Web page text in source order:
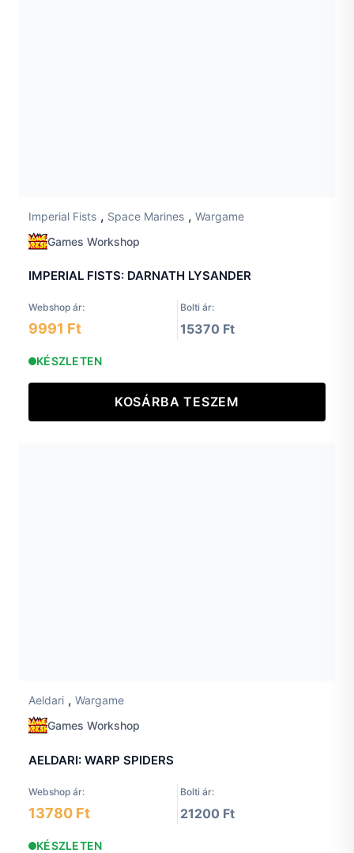
Imperial Fists , Space Marines , Wargame
Games Workshop
IMPERIAL FISTS: DARNATH LYSANDER
Webshop ár: Bolti ár:
9991 Ft 15370 Ft
KÉSZLETEN
KOSÁRBA TESZEM
Aeldari , Wargame
Games Workshop
AELDARI: WARP SPIDERS
Webshop ár: Bolti ár:
13780 Ft 21200 Ft
KÉSZLETEN